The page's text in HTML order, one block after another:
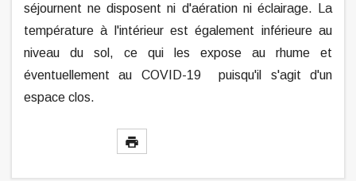
séjournent ne disposent ni d'aération ni éclairage. La
température à l'intérieur est également inférieure au
niveau du sol, ce qui les expose au rhume et
éventuellement au COVID-19 puisqu'il s'agit d'un
espace clos.